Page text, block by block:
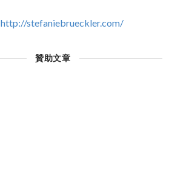
http://stefaniebrueckler.com/
贊助文章